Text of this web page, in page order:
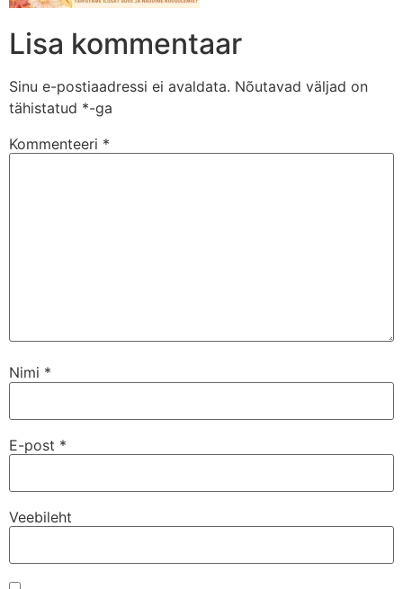
Lisa kommentaar
Sinu e-postiaadressi ei avaldata. Nõutavad väljad on
tähistatud *-ga
Kommenteeri *
Nimi *
E-post *
Veebileht